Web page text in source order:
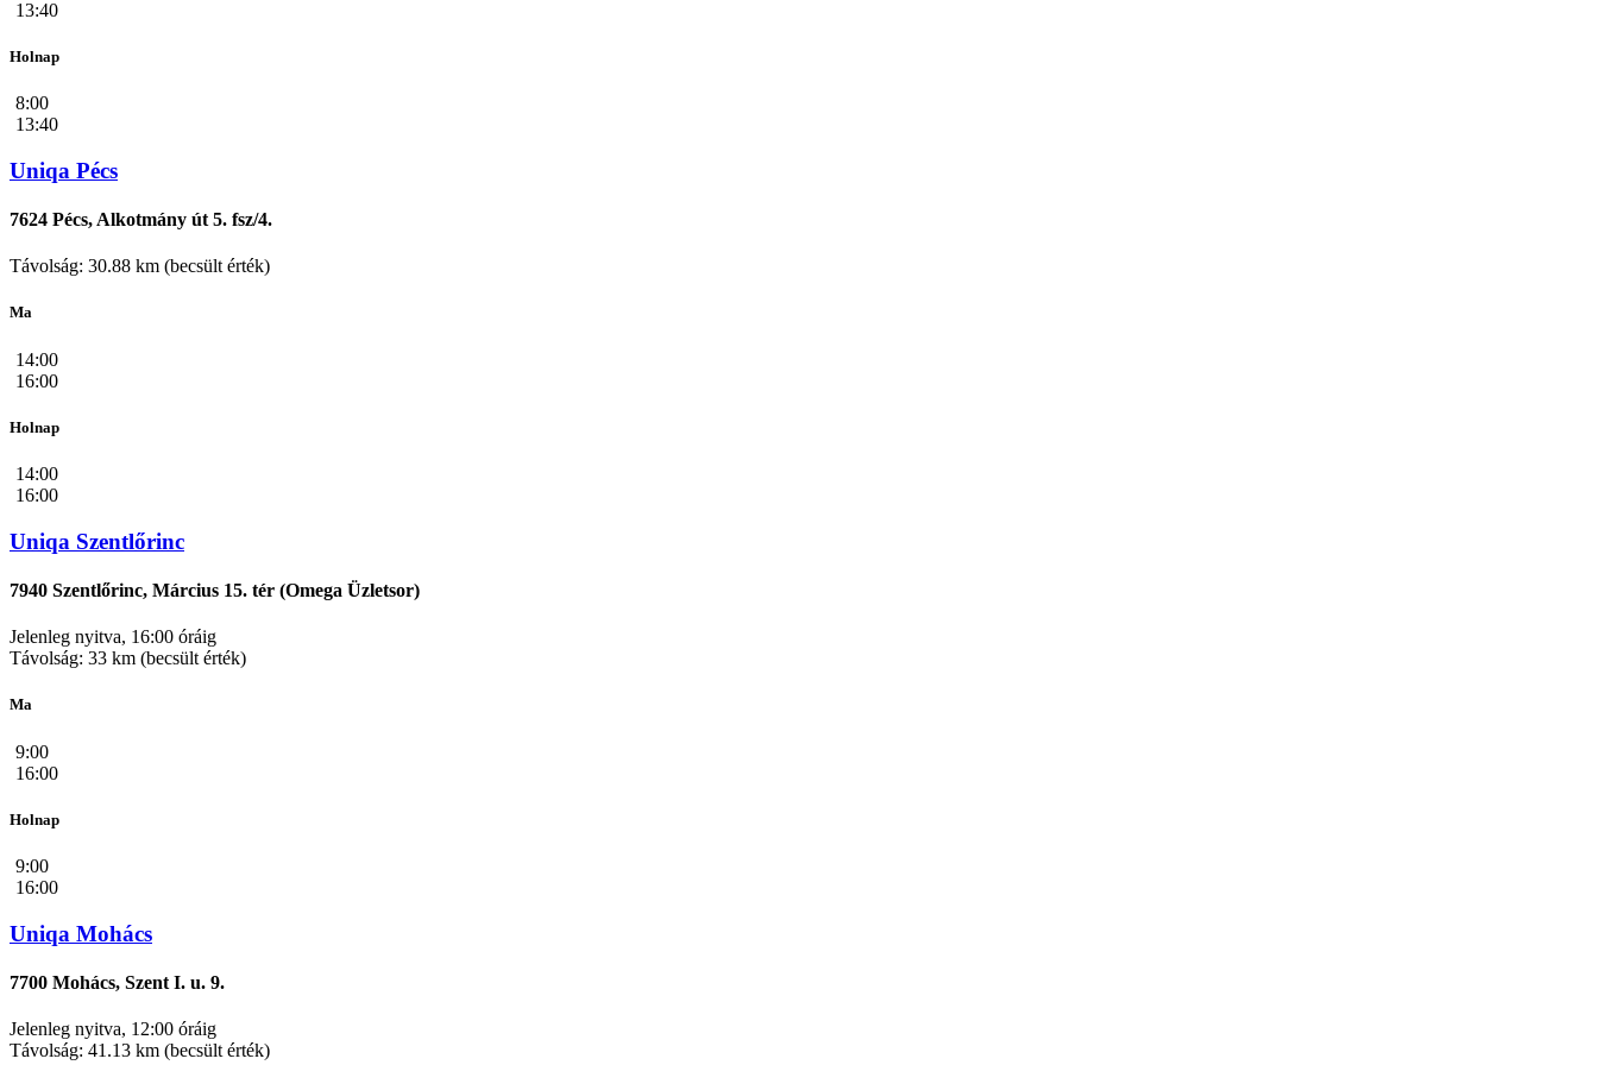
13:40
Holnap
8:00
13:40
Uniqa Pécs
7624 Pécs, Alkotmány út 5. fsz/4.
Távolság: 30.88 km (becsült érték)
Ma
14:00
16:00
Holnap
14:00
16:00
Uniqa Szentlőrinc
7940 Szentlőrinc, Március 15. tér (Omega Üzletsor)
Jelenleg nyitva, 16:00 óráig
Távolság: 33 km (becsült érték)
Ma
9:00
16:00
Holnap
9:00
16:00
Uniqa Mohács
7700 Mohács, Szent I. u. 9.
Jelenleg nyitva, 12:00 óráig
Távolság: 41.13 km (becsült érték)